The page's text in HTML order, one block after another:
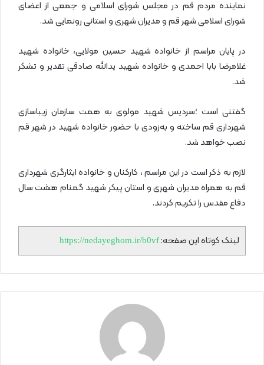
نماینده مردم قم در مجلس شورای اسلامی و جمعی از اعضای
شورای اسلامی شهر قم و مدیران شهری و استانی رونمایی شد.
در پایان مراسم از خانواده شهید حسین مولایی، خانواده شهید
غلامرضا بابا احمدی و خانواده شهید یدالله صادقی تقدیر و تشکر
شد.
گفتنی است ؛سردیس شهید مولوی به همت سازمان زیباسازی
شهرداری قم ساخته و به‌زودی با حضور خانواده شهید در شهر قم
نصب خواهد شد.
لازم به ذکر است در این مراسم ، کارکنان و خانواده ایثارگری شهرداری
قم به همراه مدیران شهری و استان پیکر شهید گمنام هشت سال
دفاع مقدس را تکریم کردند.
لینک کوتاه این صفحه: https://nedayeghom.ir/b0vf